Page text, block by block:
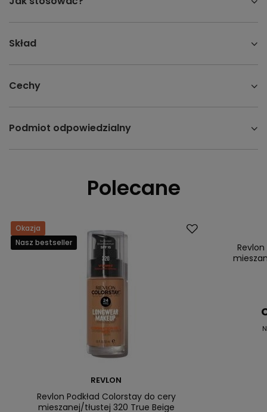
Skład
Cechy
Podmiot odpowiedzialny
Polecane
Okazja
Nasz bestseller
REVLON
Revlon Podkład Colorstay do cery
mieszanej/tłustej 320 True Beige
Nasz